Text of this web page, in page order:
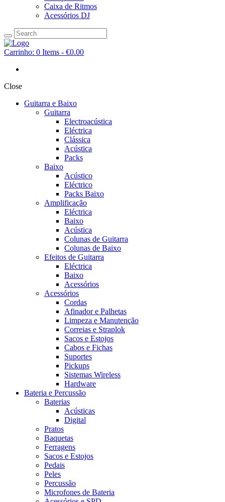
Caixa de Ritmos
Acessórios DJ
Carrinho: 0 Items - €0.00
Close
Guitarra e Baixo
Guitarra
Electroacústica
Eléctrica
Clássica
Acústica
Packs
Baixo
Acústico
Eléctrico
Packs Baixo
Amplificação
Eléctrica
Baixo
Acústica
Colunas de Guitarra
Colunas de Baixo
Efeitos de Guitarra
Eléctrica
Baixo
Acessórios
Acessórios
Cordas
Afinador e Palhetas
Limpeza e Manutenção
Correias e Straplok
Sacos e Estojos
Cabos e Fichas
Suportes
Pickups
Sistemas Wireless
Hardware
Bateria e Percussão
Baterias
Acústicas
Digital
Pratos
Baquetas
Ferragens
Sacos e Estojos
Pedais
Peles
Percussão
Microfones de Bateria